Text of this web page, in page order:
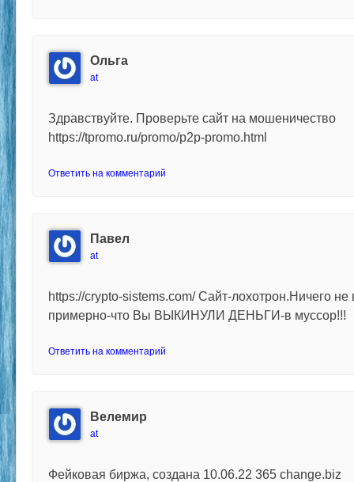
Ольга
at
Здравствуйте. Проверьте сайт на мошеничество
https://tpromo.ru/promo/p2p-promo.html
Ответить на комментарий
Павел
at
https://crypto-sistems.com/ Сайт-лохотрон.Ничего не
примерно-что Вы ВЫКИНУЛИ ДЕНЬГИ-в муссор!!!
Ответить на комментарий
Велемир
at
Фейковая биржа, создана 10.06.22 365 change.biz